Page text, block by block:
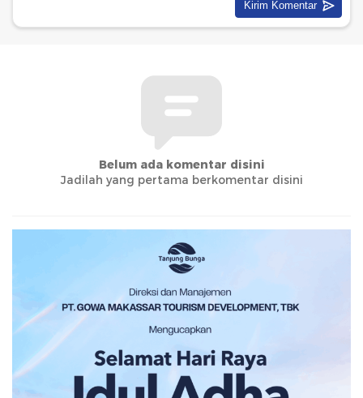
Belum ada komentar disini
Jadilah yang pertama berkomentar disini